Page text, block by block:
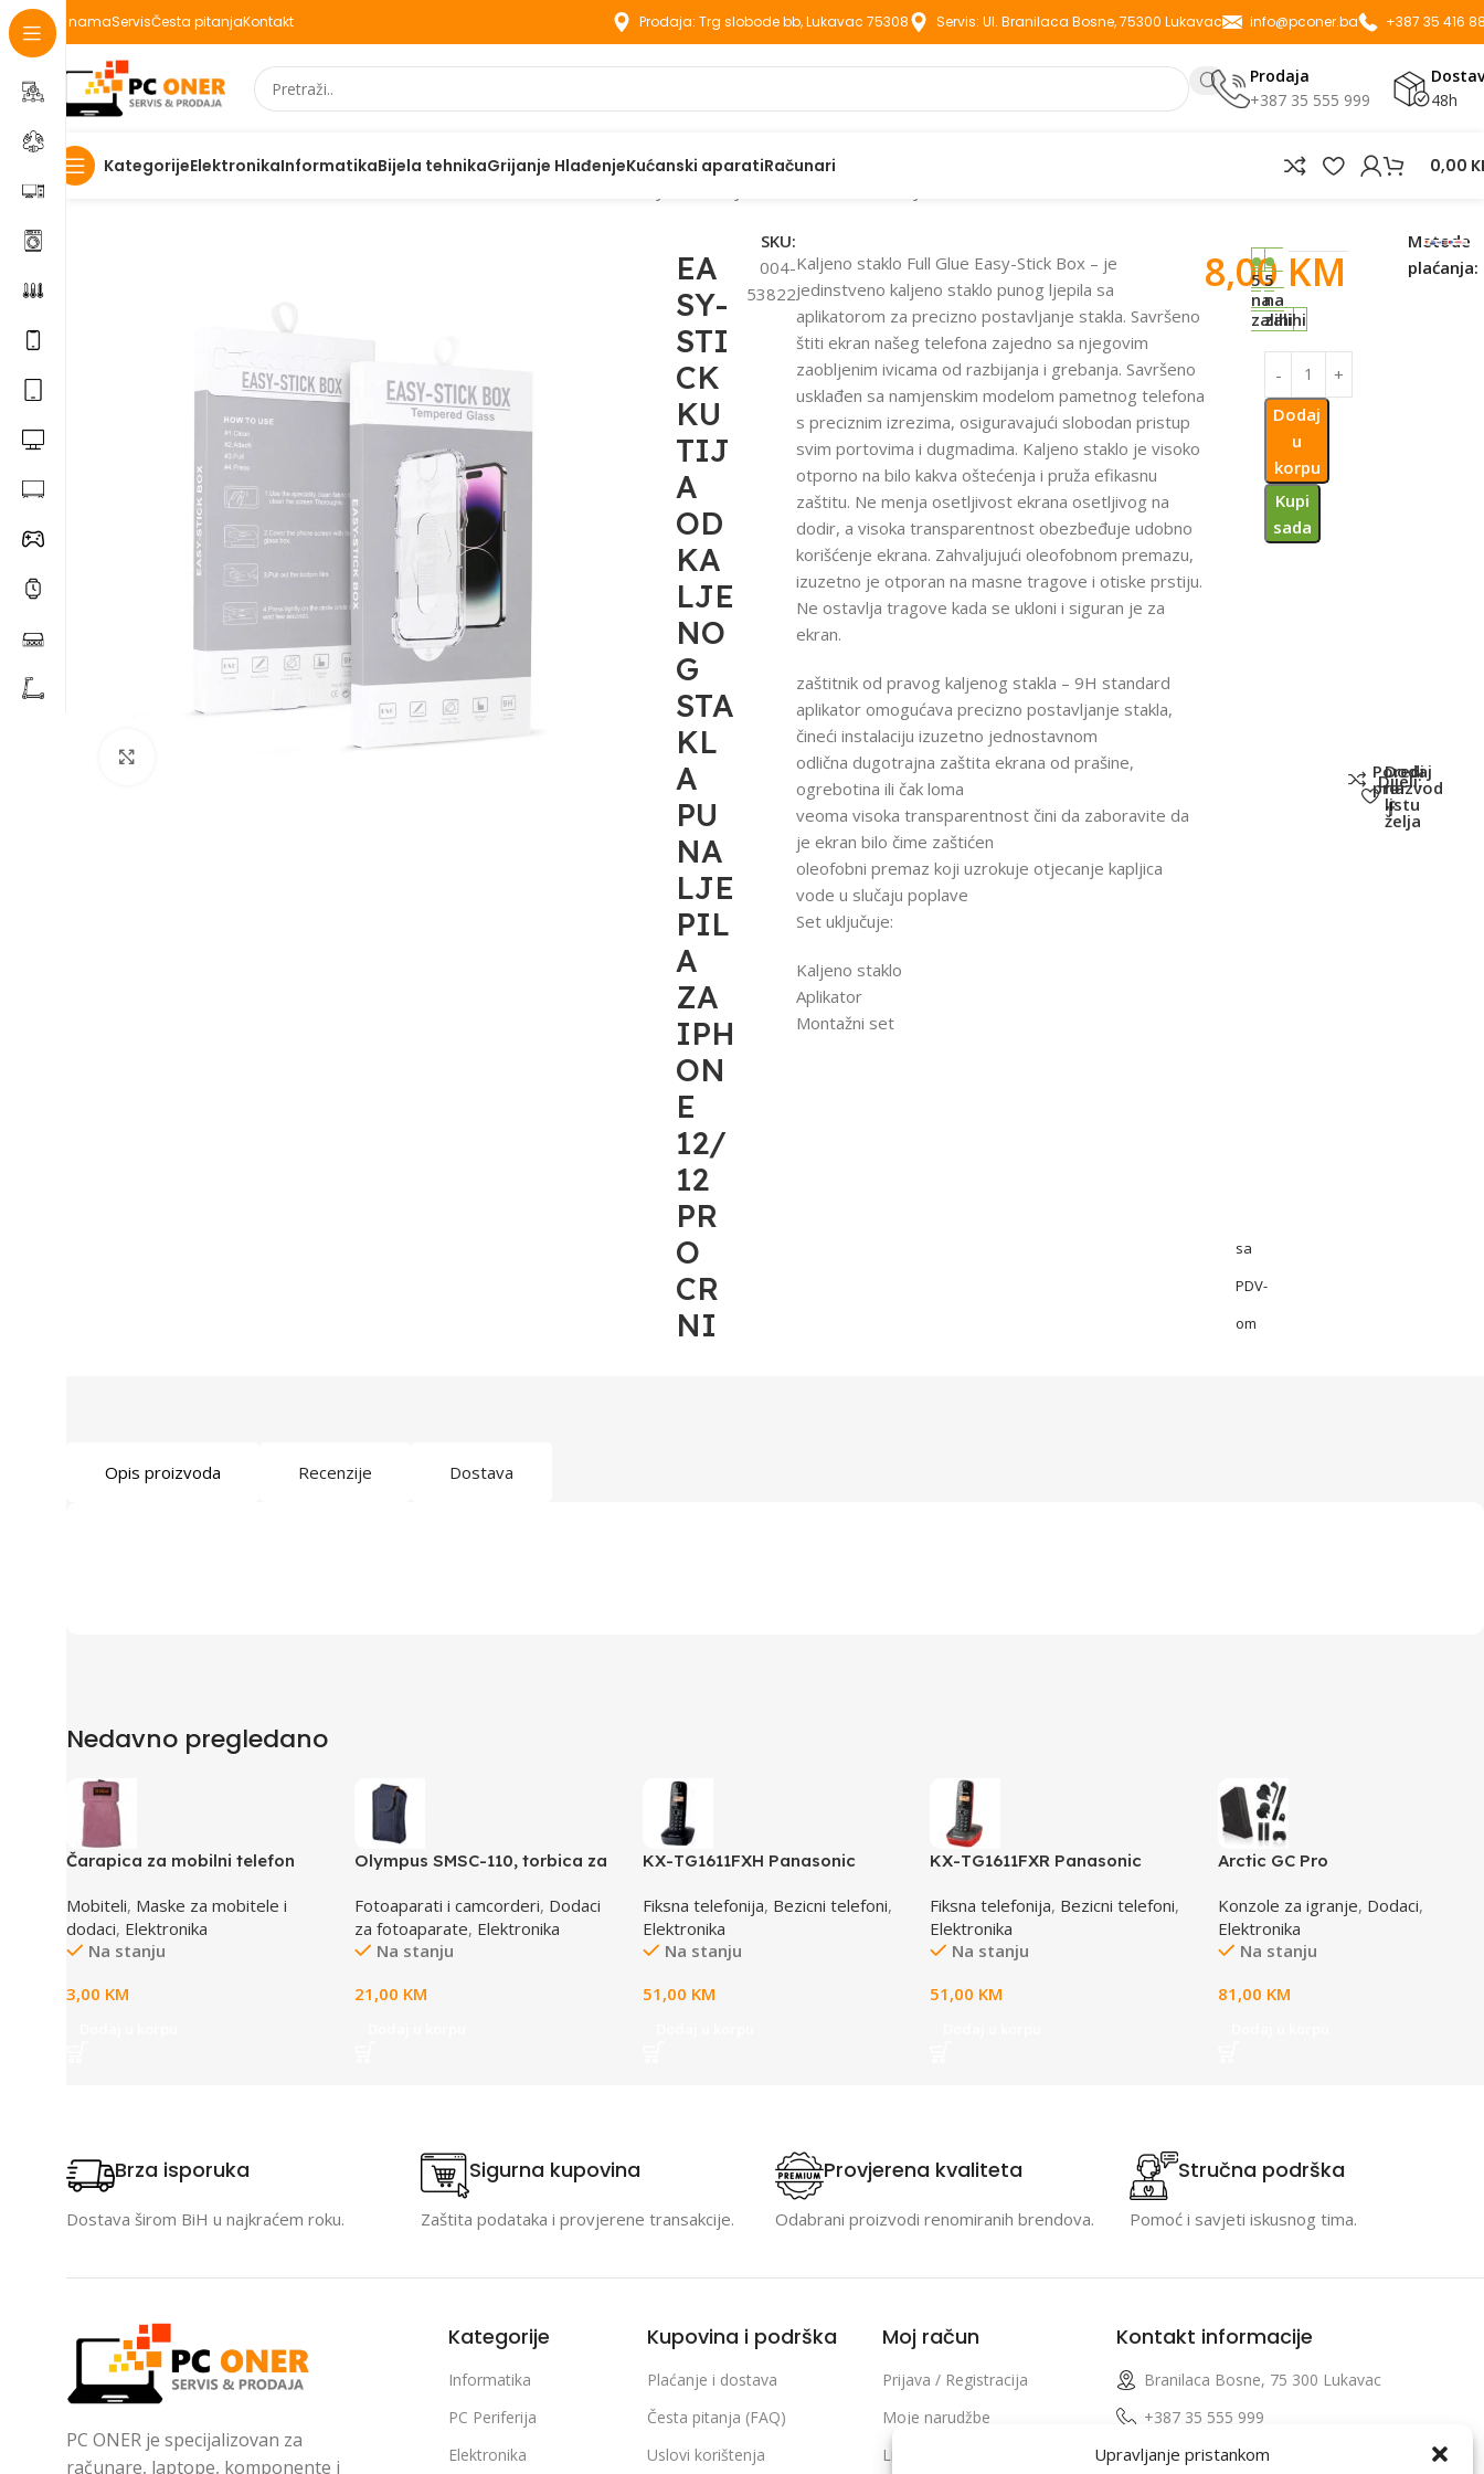
Upravljanje pristankom
O namaServisČesta pitanjaKontakt Prodaja: Trg slobode bb, Lukavac 75308 Servis: Ul. Branilaca Bosne, 75300 Lukavac info@pconer.ba +387 35 416
Prodaja
+387 35 555 999
48h
KategorijeElektronikaInformatikaBijela tehnikaGrijanje HlađenjeKućanski aparatiRačunari 0,00
Početna
EA
SY-
STI
CK
KU
TIJ
A
OD
KA
LJE
NO
G
STA
KL
A
PU
NA
LJE
PIL
A
ZA
IPH
ON
E
12/
12
PR
O
CR
NI
SKU:
004-
53822
Kaljeno staklo Full Glue Easy-Stick Box – je
jedinstveno kaljeno staklo punog ljepila sa
aplikatorom za precizno postavljanje stakla. Savršeno
štiti ekran našeg telefona zajedno sa njegovim
zaobljenim ivicama od razbijanja i grebanja. Savršeno
usklađen sa namjenskim modelom pametnog telefona
s preciznim izrezima, osiguravajući slobodan pristup
svim portovima i dugmadima. Kaljeno staklo je visoko
otporno na bilo kakva oštećenja i pruža efikasnu
zaštitu. Ne menja osetljivost ekrana osetljivog na
dodir, a visoka transparentnost obezbeđuje udobno
korišćenje ekrana. Zahvaljujući oleofobnom premazu,
izuzetno je otporan na masne tragove i otiske prstiju.
Ne ostavlja tragove kada se ukloni i siguran je za
ekran.
zaštitnik od pravog kaljenog stakla – 9H standard
aplikator omogućava precizno postavljanje stakla,
čineći instalaciju izuzetno jednostavnom
odlična dugotrajna zaštita ekrana od prašine,
ogrebotina ili čak loma
veoma visoka transparentnost čini da zaboravite da
je ekran bilo čime zaštićen
oleofobni premaz koji uzrokuje otjecanje kapljica
vode u slučaju poplave
Set uključuje:
Kaljeno staklo
Aplikator
Montažni set
8,00KM
sa
PDV-
om
5
na
zalihi
5
na
zalihi
Dodaj
u
korpu
Kupi
sada
Poredi
proizvod
Dodaj
na
listu
želja
Dijeli:
Metode
plaćanja:
Opis proizvoda Recenzije Dostava
Nedavno pregledano
Čarapica za mobilni telefon
Mobiteli, Maske za mobitele i
dodaci, Elektronika
Na stanju
3,00 KM
Olympus SMSC-110, torbica za
E0412112
Fotoaparati i camcorderi, Dodaci
za fotoaparate, Elektronika
Na stanju
21,00 KM
KX-TG1611FXH Panasonic
Fiksna telefonija, Bezicni telefoni,
Elektronika
Na stanju
51,00 KM
KX-TG1611FXR Panasonic
Fiksna telefonija, Bezicni telefoni,
Elektronika
Na stanju
51,00 KM
Arctic GC Pro
Konzole za igranje, Dodaci,
Elektronika
Na stanju
81,00 KM
Brza isporuka
Dostava širom BiH u najkraćem roku.
Sigurna kupovina
Zaštita podataka i provjerene transakcije.
Provjerena kvaliteta
Odabrani proizvodi renomiranih brendova.
Stručna podrška
Pomoć i savjeti iskusnog tima.
PC ONER je specijalizovan za
računare, laptope, komponente i
Kategorije
Informatika
PC Periferija
Elektronika
Kupovina i podrška
Plaćanje i dostava
Česta pitanja (FAQ)
Uslovi korištenja
Moj račun
Prijava / Registracija
Moje narudžbe
Lista želja
Kontakt informacije
Branilaca Bosne, 75 300 Lukavac
+387 35 555 999
info@pconer.ba